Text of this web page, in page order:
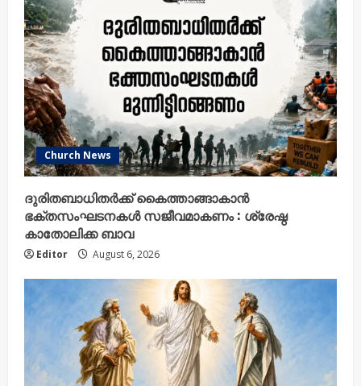
Church News
ദുരിതബാധിതർക്ക് കൈത്താങ്ങാകാൻ
ഭക്തസംഘടനകൾ സജീവമാകണം : ശ്രേഷ്ഠ
കാതോലിക്ക ബാവ
Editor August 6, 2026